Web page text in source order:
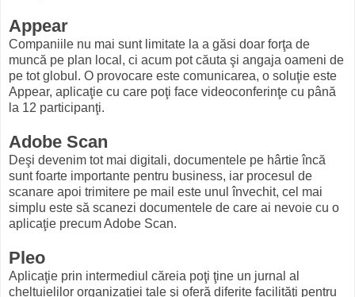
Appear
Companiile nu mai sunt limitate la a găsi doar forţa de
muncă pe plan local, ci acum pot căuta şi angaja oameni de
pe tot globul. O provocare este comunicarea, o soluţie este
Appear, aplicaţie cu care poţi face videoconferinţe cu până
la 12 participanţi.
Adobe Scan
Deşi devenim tot mai digitali, documentele pe hârtie încă
sunt foarte importante pentru business, iar procesul de
scanare apoi trimitere pe mail este unul învechit, cel mai
simplu este să scanezi documentele de care ai nevoie cu o
aplicaţie precum Adobe Scan.
Pleo
Aplicaţie prin intermediul căreia poţi ţine un jurnal al
cheltuielilor organizaţiei tale şi oferă diferite facilităţi pentru